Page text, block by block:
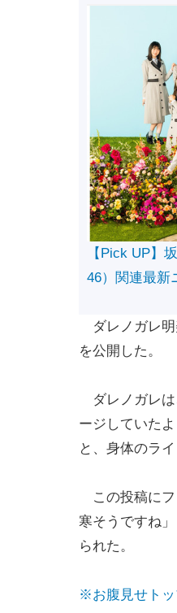
【Pick UP】
46）関連最新
ダレノガレ明
を公開した。
ダレノガレは
ージしていた
と、身体のラ
この投稿にフ
寒そうですね
られた。
※お腹見せトッ